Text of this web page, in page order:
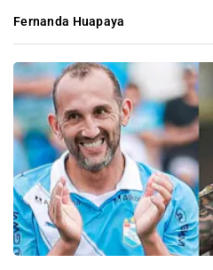
Fernanda Huapaya